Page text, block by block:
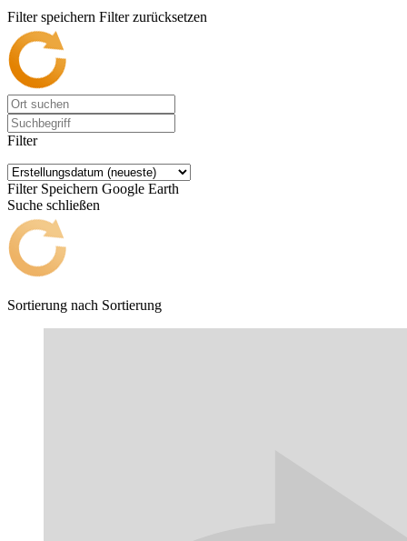
Filter speichern Filter zurücksetzen
Filter
Filter Speichern Google Earth
Suche schließen
Sortierung nach Sortierung